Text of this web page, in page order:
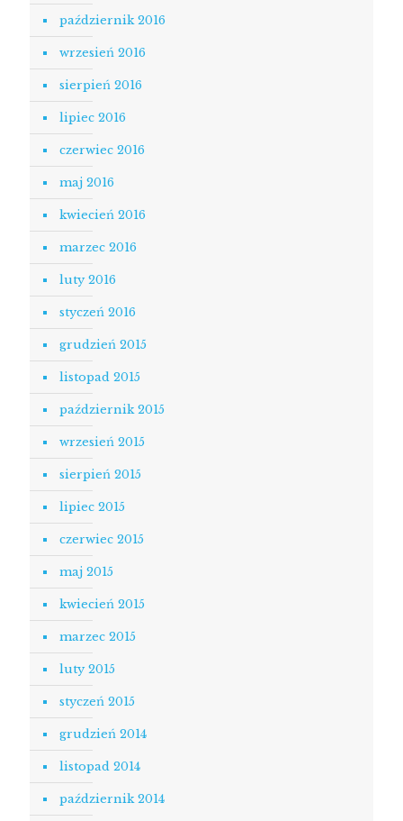
październik 2016
wrzesień 2016
sierpień 2016
lipiec 2016
czerwiec 2016
maj 2016
kwiecień 2016
marzec 2016
luty 2016
styczeń 2016
grudzień 2015
listopad 2015
październik 2015
wrzesień 2015
sierpień 2015
lipiec 2015
czerwiec 2015
maj 2015
kwiecień 2015
marzec 2015
luty 2015
styczeń 2015
grudzień 2014
listopad 2014
październik 2014